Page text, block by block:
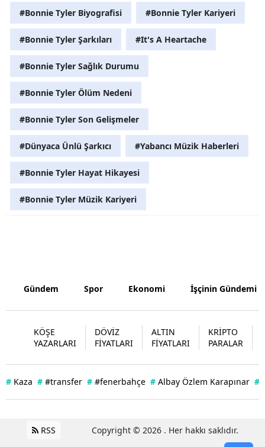
Osmaniye
#Bonnie Tyler Biyografisi #Bonnie Tyler Kariyeri
#Bonnie Tyler Şarkıları #It's A Heartache
#Bonnie Tyler Sağlık Durumu
#Bonnie Tyler Ölüm Nedeni
#Bonnie Tyler Son Gelişmeler
#Dünyaca Ünlü Şarkıcı #Yabancı Müzik Haberleri
#Bonnie Tyler Hayat Hikayesi
#Bonnie Tyler Müzik Kariyeri
Gündem Spor Ekonomi İşçinin Gündemi
KÖŞE
YAZARLARI
DÖVİZ
FİYATLARI
ALTIN
FİYATLARI
KRİPTO
PARALAR
# Kaza # #transfer # #fenerbahçe # Albay Özlem Karapınar #
RSS Copyright © 2026 . Her hakkı saklıdır.